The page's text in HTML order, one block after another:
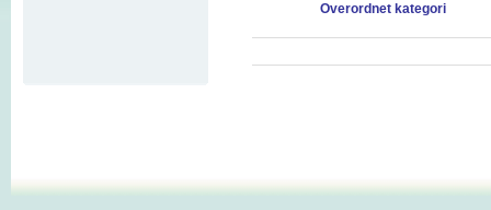
Overordnet kategori